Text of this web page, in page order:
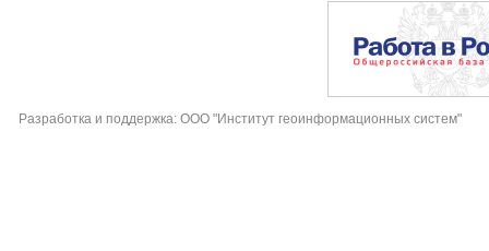
Разработка и поддержка: ООО "Институт геоинформационных систем"